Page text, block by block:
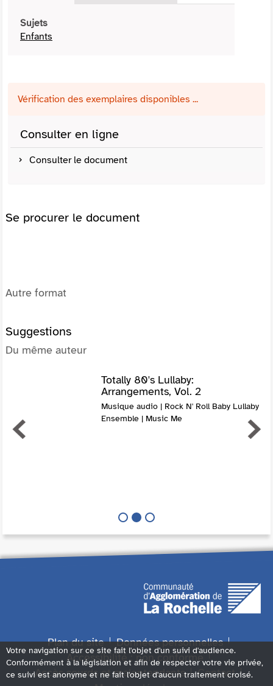
Sujets
Enfants
Vérification des exemplaires disponibles ...
Consulter en ligne
Consulter le document
Se procurer le document
Autre format
Suggestions
Du même auteur
Totally 80's Lullaby:
Arrangements, Vol. 2
Musique audio | Rock N' Roll Baby Lullaby
Ensemble | Music Me
Plan du site
Données personnelles
Accessibilité : non conforme
Accès sourds et malentendants
Contact
Votre navigation sur ce site fait l'objet d'un suivi d'audience.
Conformément à la législation et afin de respecter votre vie privée,
ce suivi est anonyme et ne fait l'objet d'aucun traitement croisé.